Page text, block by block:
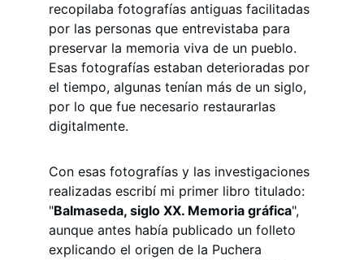
recopilaba fotografías antiguas facilitadas
por las personas que entrevistaba para
preservar la memoria viva de un pueblo.
Esas fotografías estaban deterioradas por
el tiempo, algunas tenían más de un siglo,
por lo que fue necesario restaurarlas
digitalmente.
Con esas fotografías y las investigaciones
realizadas escribí mi primer libro titulado:
"Balmaseda, siglo XX. Memoria gráfica",
aunque antes había publicado un folleto
explicando el origen de la Puchera